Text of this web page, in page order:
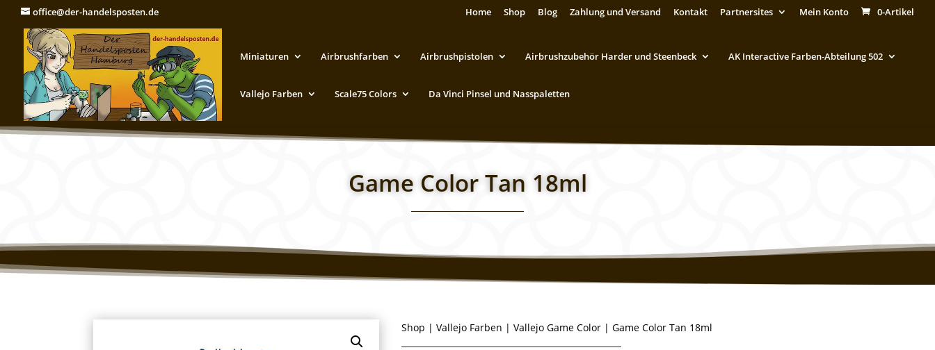
office@der-handelsposten.de Home Shop Blog Zahlung und Versand Kontakt Partnersites Mein Konto 0-Artikel
Miniaturen Airbrushfarben Airbrushpistolen Airbrushzubehör Harder und Steenbeck AK Interactive Farben-Abteilung 502
Vallejo Farben Scale75 Colors Da Vinci Pinsel und Nasspaletten
Game Color Tan 18ml
Shop |Vallejo Farben |Vallejo Game Color | Game Color Tan 18ml